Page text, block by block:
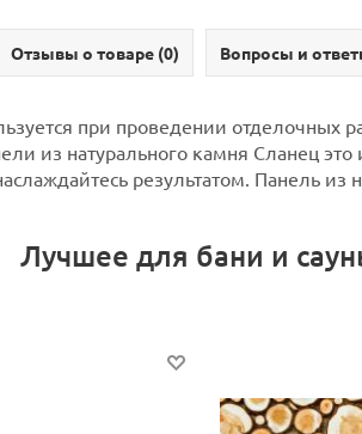
Отзывы о товаре (0) Вопросы и
при проведении отделочных
из натурального камня Сланец это
результатом. Панель из
Лучшее для бани и